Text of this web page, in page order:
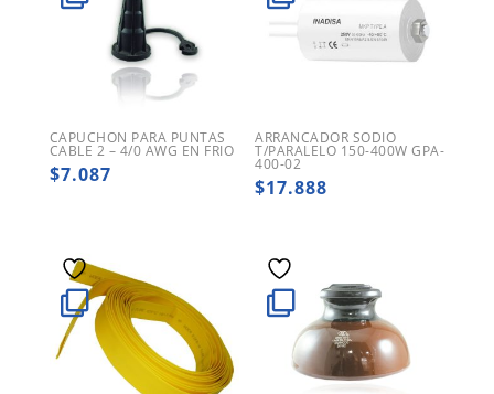
CAPUCHON PARA PUNTAS
CABLE 2 – 4/0 AWG EN FRIO
$7.087
ARRANCADOR SODIO
T/PARALELO 150-400W GPA-
400-02
$17.888